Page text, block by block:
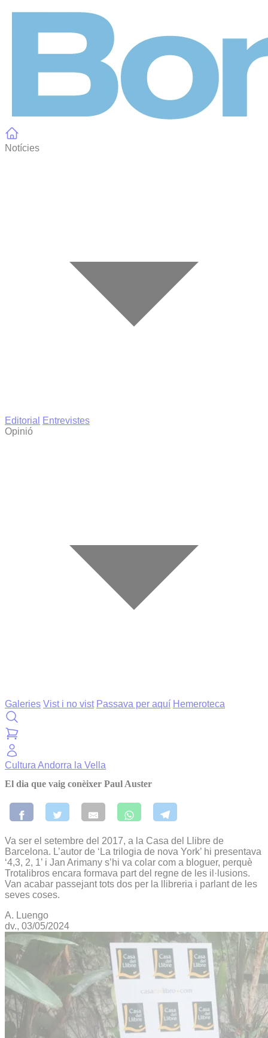
Notícies
Editorial
Entrevistes
Opinió
Galeries Vist i no vist Passava per aquí Hemeroteca
Cultura Andorra la Vella
El dia que vaig conèixer Paul Auster
Va ser el setembre del 2017, a la Casa del Llibre de
Barcelona. L’autor de ‘La trilogia de nova York’ hi presentava
‘4,3, 2, 1’ i Jan Arimany s’hi va colar com a bloguer, perquè
Trotalibros encara formava part del regne de les il·lusions.
Van acabar passejant tots dos per la llibreria i parlant de les
seves coses.
A. Luengo
dv., 03/05/2024